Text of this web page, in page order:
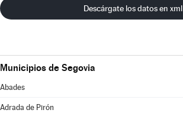
Descárgate los datos en xml
Municipios de Segovia
Abades
Adrada de Pirón